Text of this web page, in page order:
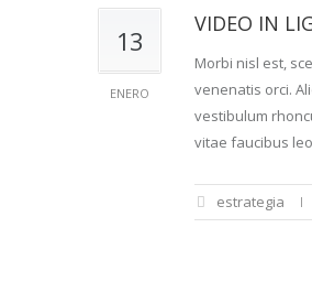
13
ENERO
VIDEO IN
Morbi nisl est,
venenatis orci.
vestibulum
vitae faucibus
estrategia